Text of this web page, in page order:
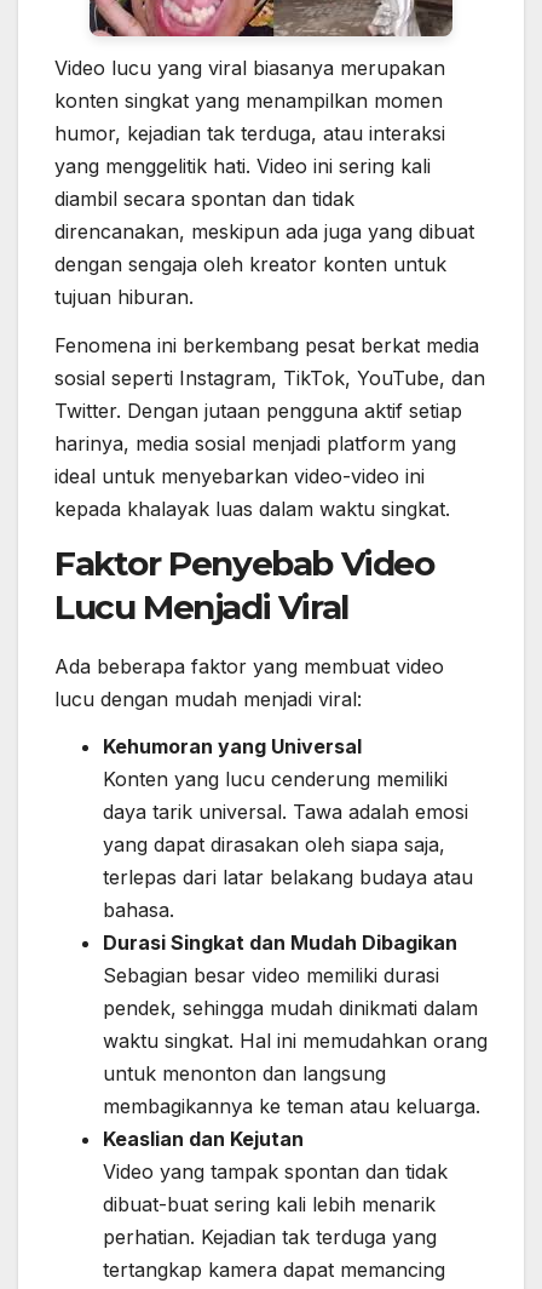
Video lucu yang viral biasanya merupakan
konten singkat yang menampilkan momen
humor, kejadian tak terduga, atau interaksi
yang menggelitik hati. Video ini sering kali
diambil secara spontan dan tidak
direncanakan, meskipun ada juga yang dibuat
dengan sengaja oleh kreator konten untuk
tujuan hiburan.
Fenomena ini berkembang pesat berkat media
sosial seperti Instagram, TikTok, YouTube, dan
Twitter. Dengan jutaan pengguna aktif setiap
harinya, media sosial menjadi platform yang
ideal untuk menyebarkan video-video ini
kepada khalayak luas dalam waktu singkat.
Faktor Penyebab Video
Lucu Menjadi Viral
Ada beberapa faktor yang membuat video
lucu dengan mudah menjadi viral:
Kehumoran yang Universal
Konten yang lucu cenderung memiliki
daya tarik universal. Tawa adalah emosi
yang dapat dirasakan oleh siapa saja,
terlepas dari latar belakang budaya atau
bahasa.
Durasi Singkat dan Mudah Dibagikan
Sebagian besar video memiliki durasi
pendek, sehingga mudah dinikmati dalam
waktu singkat. Hal ini memudahkan orang
untuk menonton dan langsung
membagikannya ke teman atau keluarga.
Keaslian dan Kejutan
Video yang tampak spontan dan tidak
dibuat-buat sering kali lebih menarik
perhatian. Kejadian tak terduga yang
tertangkap kamera dapat memancing